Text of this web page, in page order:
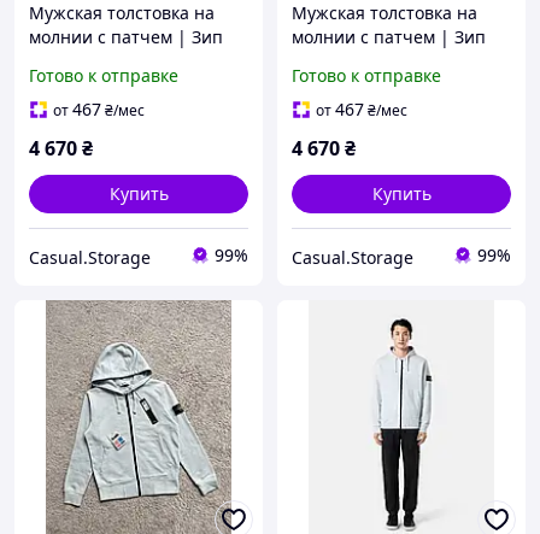
Мужская толстовка на
молнии с патчем | Зип
Готово к отправке
от467₴/мес
4 670₴
Купить
Casual.Storage 99%
Мужская толстовка на
молнии с патчем | Зип
Готово к отправке
от467₴/мес
4 670₴
Купить
Casual.Storage 99%